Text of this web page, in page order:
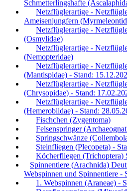
Schmetterlingshafte
Netzflüglerartige -
Ameisenjungfern
Netzflüglerartige -
(Osmylidae)
Netzflüglerartige -
(Nemopteridae)
Netzflüglerartige -
(Mantispidae) - Stand:
Netzflüglerartige -
(Chrysopidae) - Stand:
Netzflüglerartige -
(Hemerobiidae) - Stand:
Fischchen (Zygentoma)
Felsenspringer
Springschwänze
Steinfliegen (Plecopeta) -
Köcherfliegen (Trichoptera)
Spinnentiere (Arachnida)
Webspinnen und Spinnentiere -
1. Webspinnen (Araneae) -